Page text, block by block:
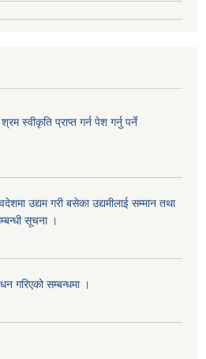
स्वीकृति प्राप्त गर्न पेश गर्नु पर्ने
उद्यम गरी बसेका उद्यमीलाई सम्मान तथा
सूचना ।
गरिएको सम्बन्धमा ।